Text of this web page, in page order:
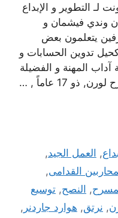
لـ التطوير و الإبداع
وندي فيشمان و
يتعلمون بعض
تدوين الحسابات و
المهنة و الفضيلة
17 عاماً , …
, العمل الجيد,
القدامى,
, النصح, توسيع
, نرتق, هوارد جاردنر ,